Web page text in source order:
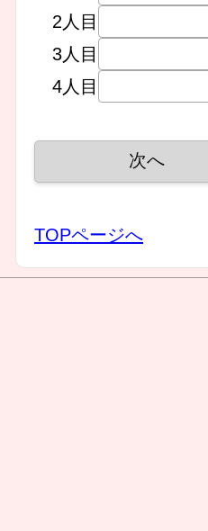
2人目
3人目
4人目
TOPページへ